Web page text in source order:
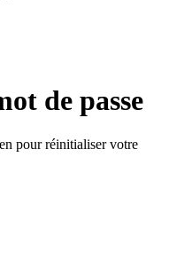
de passe
pour réinitialiser votre